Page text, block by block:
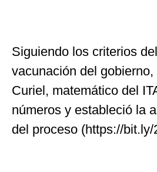
Siguiendo los criterios
vacunación del
Curiel, matemático del
números y estableció la
del proceso (https://bit.ly/